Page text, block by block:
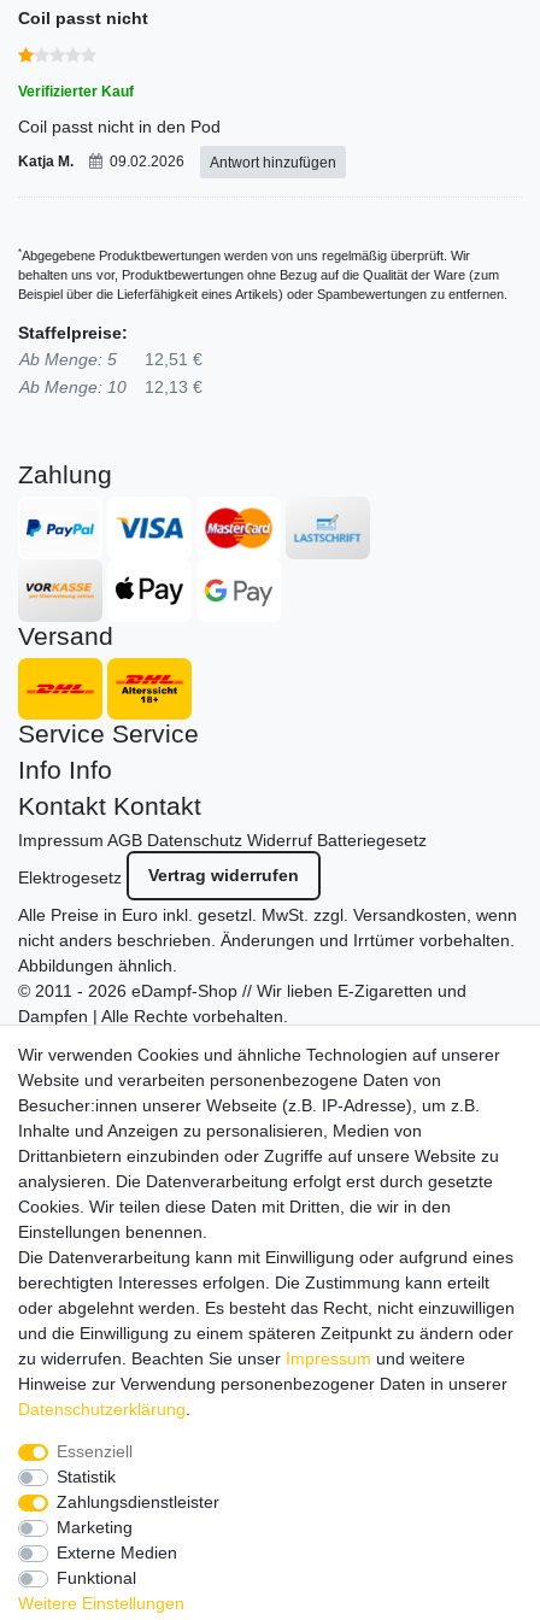
Coil passt nicht
Verifizierter Kauf
Coil passt nicht in den Pod
Katja M. 09.02.2026 Antwort hinzufügen
*Abgegebene Produktbewertungen werden von uns regelmäßig überprüft. Wir
behalten uns vor, Produktbewertungen ohne Bezug auf die Qualität der Ware (zum
Beispiel über die Lieferfähigkeit eines Artikels) oder Spambewertungen zu entfernen.
Staffelpreise:
Ab Menge: 5
12,51 €
Ab Menge: 10
12,13 €
Zahlung
Versand
Service Service
Info Info
Kontakt Kontakt
Impressum AGB Datenschutz Widerruf Batteriegesetz
Elektrogesetz
Vertrag widerrufen
Alle Preise in Euro inkl. gesetzl. MwSt. zzgl. Versandkosten, wenn
nicht anders beschrieben. Änderungen und Irrtümer vorbehalten.
Abbildungen ähnlich.
© 2011 - 2026 eDampf-Shop // Wir lieben E-Zigaretten und
Dampfen | Alle Rechte vorbehalten.
mit vielen spannenden Artikeln.
Bitte entschuldigen Sie, wenn wir telefonisch wegen hoher
betrieblicher Auslastung nicht erreichbar sein sollten.
Schreiben Sie uns gerne eine E-Mail mit Ihrer Telefonnummer
und der Bitte um Rückruf.
Wir rufen Sie schnellstmöglich zurück.
Wir versenden in die folgenden Länder
Versandkostenfrei (DE) ab 69 €
Wir verwenden Cookies und ähnliche Technologien auf unserer
Website und verarbeiten personenbezogene Daten von
Besucher:innen unserer Webseite (z.B. IP-Adresse), um z.B.
Inhalte und Anzeigen zu personalisieren, Medien von
Drittanbietern einzubinden oder Zugriffe auf unsere Website zu
analysieren. Die Datenverarbeitung erfolgt erst durch gesetzte
Cookies. Wir teilen diese Daten mit Dritten, die wir in den
Einstellungen benennen.
Die Datenverarbeitung kann mit Einwilligung oder aufgrund eines
berechtigten Interesses erfolgen. Die Zustimmung kann erteilt
oder abgelehnt werden. Es besteht das Recht, nicht einzuwilligen
und die Einwilligung zu einem späteren Zeitpunkt zu ändern oder
zu widerrufen. Beachten Sie unser Impressum und weitere
Hinweise zur Verwendung personenbezogener Daten in unserer
Daten­schutz­erklärung
Essenziell
Statistik
Zahlungsdienstleister
Marketing
Externe Medien
Funktional
Weitere Einstellungen